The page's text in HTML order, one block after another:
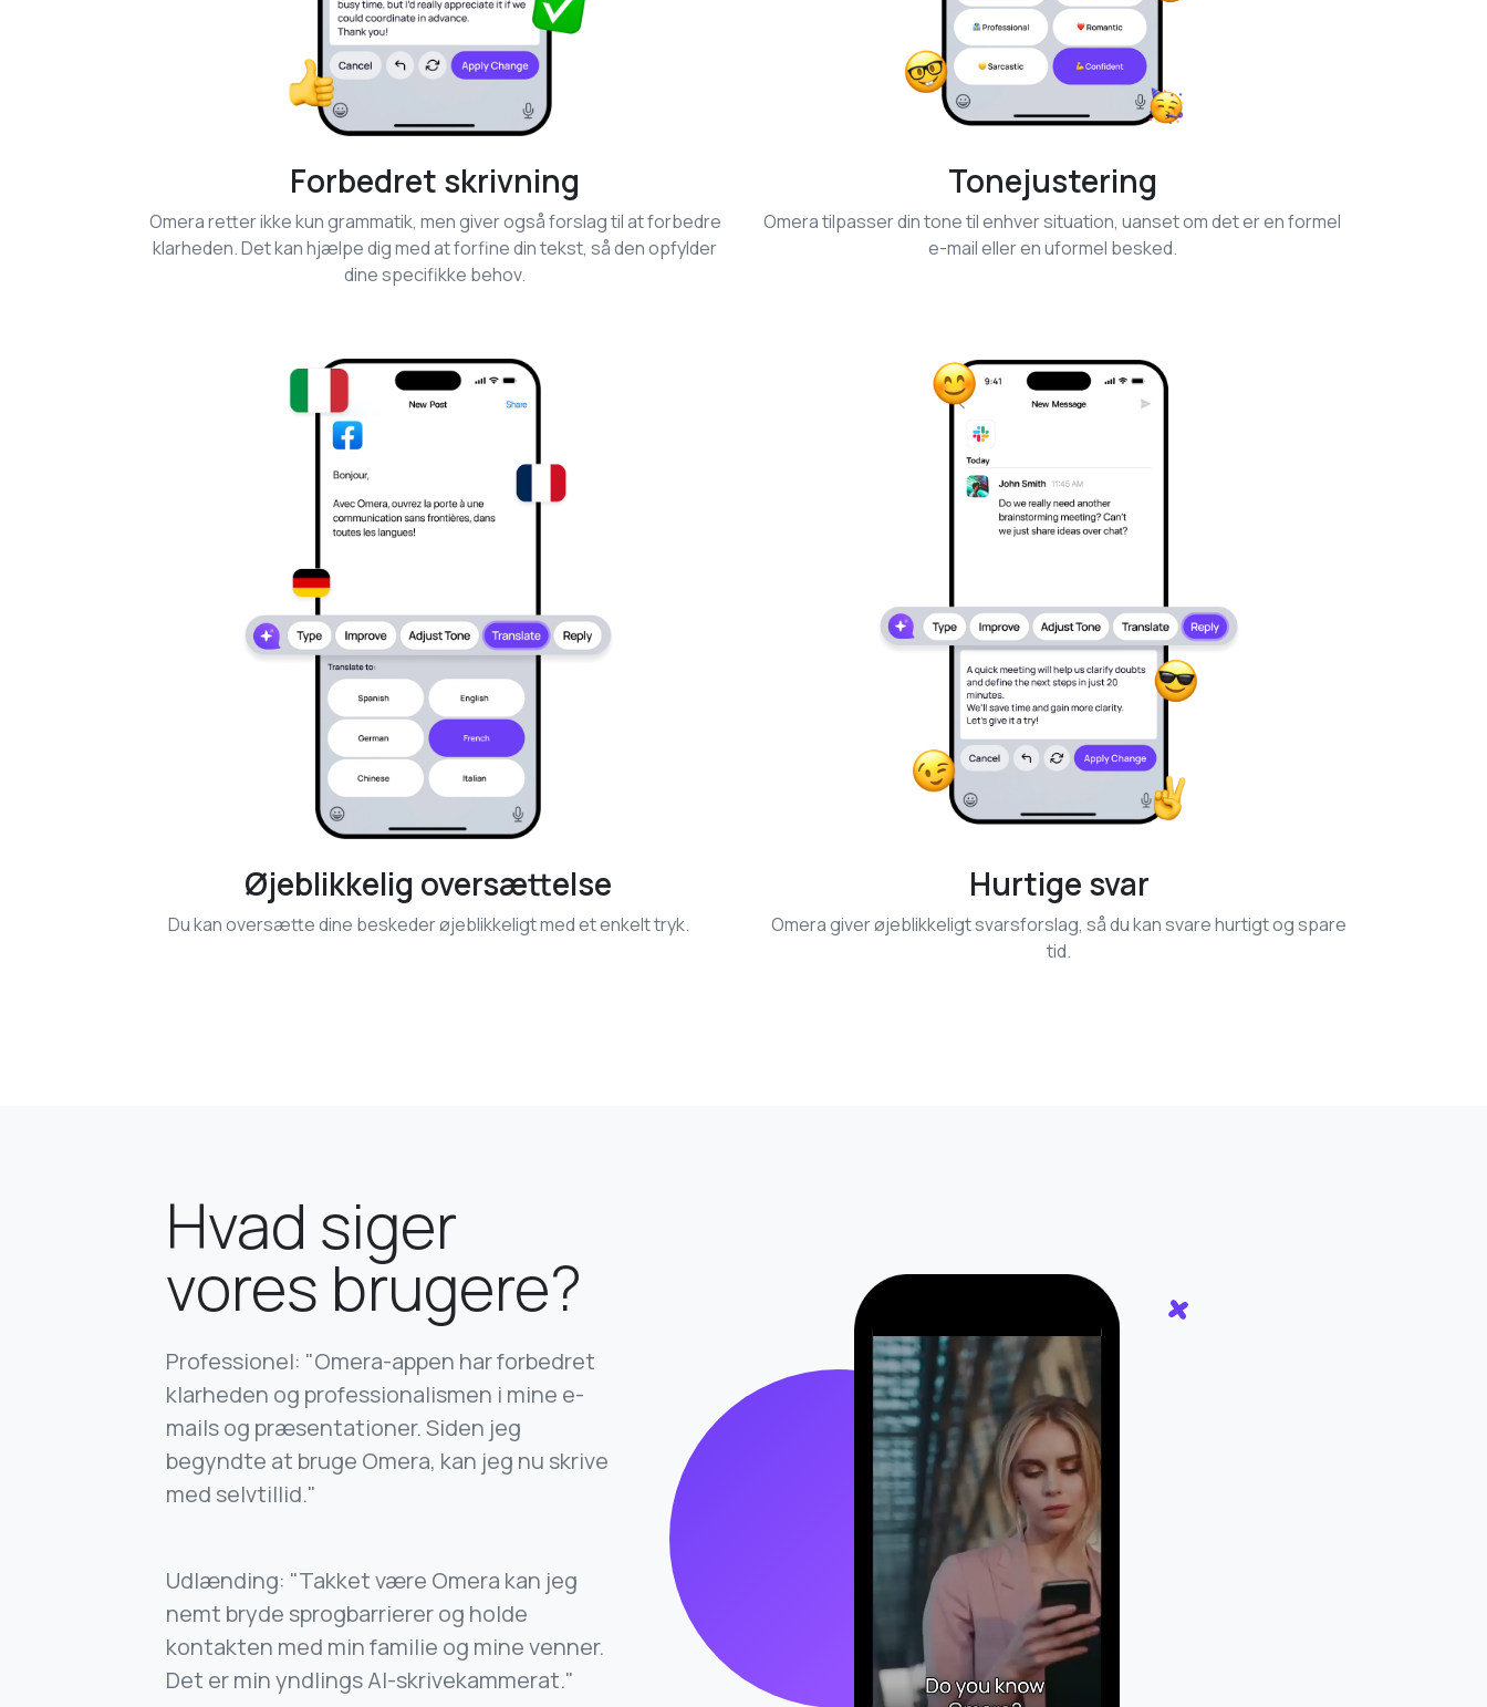
Forbedret skrivning
Omera retter ikke kun grammatik, men giver også forslag til at forbedre
klarheden. Det kan hjælpe dig med at forfine din tekst, så den opfylder
dine specifikke behov.
Tonejustering
Omera tilpasser din tone til enhver situation, uanset om det er en formel
e-mail eller en uformel besked.
Øjeblikkelig oversættelse
Du kan oversætte dine beskeder øjeblikkeligt med et enkelt tryk.
Hurtige svar
Omera giver øjeblikkeligt svarsforslag, så du kan svare hurtigt og spare
tid.
Hvad siger
vores brugere?
Professionel: "Omera-appen har forbedret
klarheden og professionalismen i mine e-
mails og præsentationer. Siden jeg
begyndte at bruge Omera, kan jeg nu skrive
med selvtillid."
Udlænding: "Takket være Omera kan jeg
nemt bryde sprogbarrierer og holde
kontakten med min familie og mine venner.
Det er min yndlings AI-skrivekammerat."